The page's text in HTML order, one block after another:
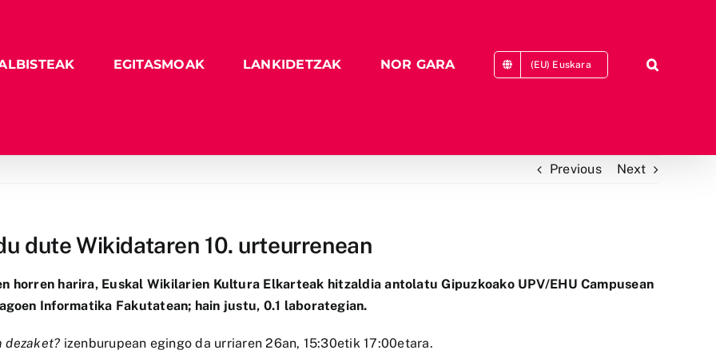
EGITASMOAK LANKIDETZAK NOR GARA (EU) Euskara
Previous Next
dute Wikidataren 10. urteurrenean
horren harira, Euskal Wikilarien Kultura Elkarteak hitzaldia antolatu Gipuzkoako UPV/EHU Campusean
Informatika Fakutatean; hain justu, 0.1 laborategian.
dezaket? izenburupean egingo da urriaren 26an, 15:30etik 17:00etara.